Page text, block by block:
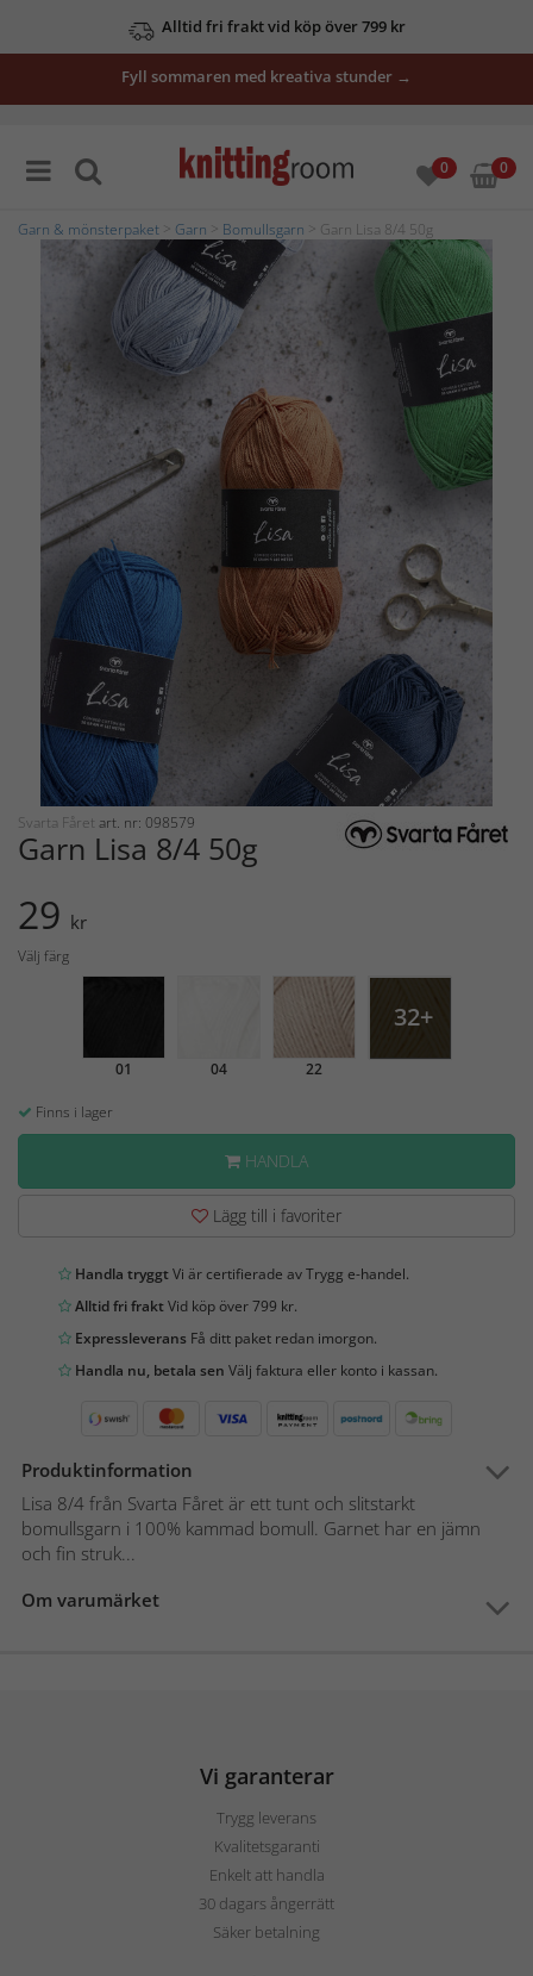
Alltid fri frakt vid köp över 799 kr
Fyll sommaren med kreativa stunder →
0 0
Garn & mönsterpaket Garn Bomullsgarn > Garn Lisa 8/4 50g
Svarta Fåret art. nr: 098579
Garn Lisa 8/4 50g
29 kr
Välj färg
01 04 22
32+
Finns i lager
HANDLA
Lägg till i favoriter
Handla tryggtVi är certifierade av Trygg e-handel.
Alltid fri fraktVid köp över 799 kr.
Expressleverans Få ditt paket redan imorgon.
Handla nu, betala sen Välj faktura eller konto i kassan.
Produktinformation
Lisa 8/4 från Svarta Fåret är ett tunt och slitstarkt
bomullsgarn i 100% kammad bomull. Garnet har en jämn
och fin struk...
Om varumärket
Vi garanterar
Trygg leverans
Kvalitetsgaranti
Enkelt att handla
30 dagars ångerrätt
Säker betalning